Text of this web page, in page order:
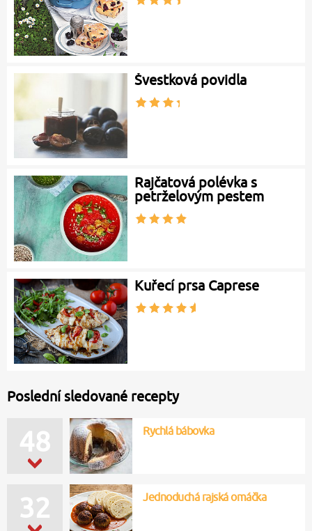
Švestková povidla
Rajčatová polévka s
petrželovým pestem
Kuřecí prsa Caprese
Poslední sledované recepty
48 Rychlá bábovka
32 Jednoduchá rajská omáčka